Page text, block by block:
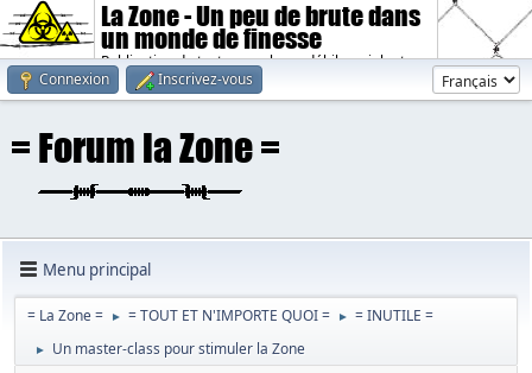
La Zone - Un peu de brute dans
un monde de finesse
Publication de textes sombres, débiles, violents.
Connexion
Inscrivez-vous
Menu principal
= La Zone = ► = TOUT ET N'IMPORTE QUOI = ► = INUTILE =
► Un master-class pour stimuler la Zone